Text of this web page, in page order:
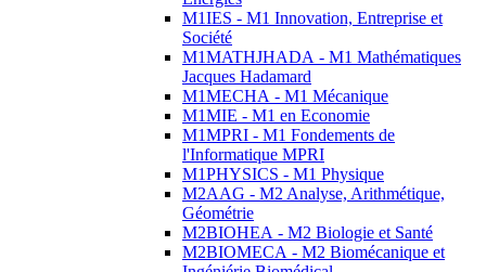
M1IES - M1 Innovation, Entreprise et
Société
M1MATHJHADA - M1 Mathématiques
Jacques Hadamard
M1MECHA - M1 Mécanique
M1MIE - M1 en Economie
M1MPRI - M1 Fondements de
l'Informatique MPRI
M1PHYSICS - M1 Physique
M2AAG - M2 Analyse, Arithmétique,
Géométrie
M2BIOHEA - M2 Biologie et Santé
M2BIOMECA - M2 Biomécanique et